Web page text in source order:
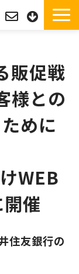
販促戦
様との
めに
WEB
催
住友銀行の